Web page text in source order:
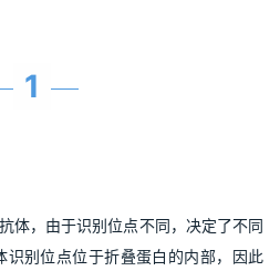
1
，由于识别位点不同，决定了不同
识别位点位于折叠蛋白的内部，因此